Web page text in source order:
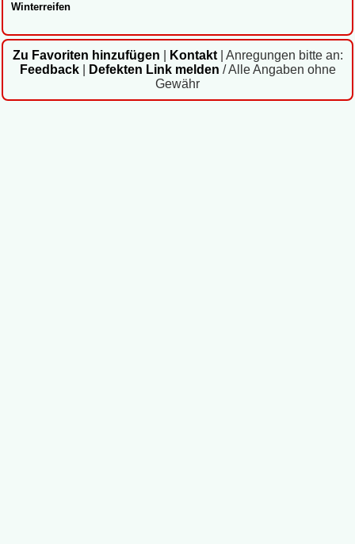
Winterreifen
Zu Favoriten hinzufügen Kontakt| Anregungen bitte an:
Feedback| Defekten Link melden / Alle Angaben ohne
Gewähr